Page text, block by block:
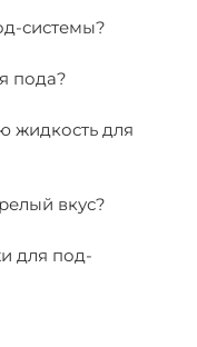
системы?
пода?
жидкость для
вкус?
для под-